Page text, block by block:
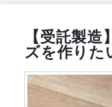
【受託製
ズを作りた